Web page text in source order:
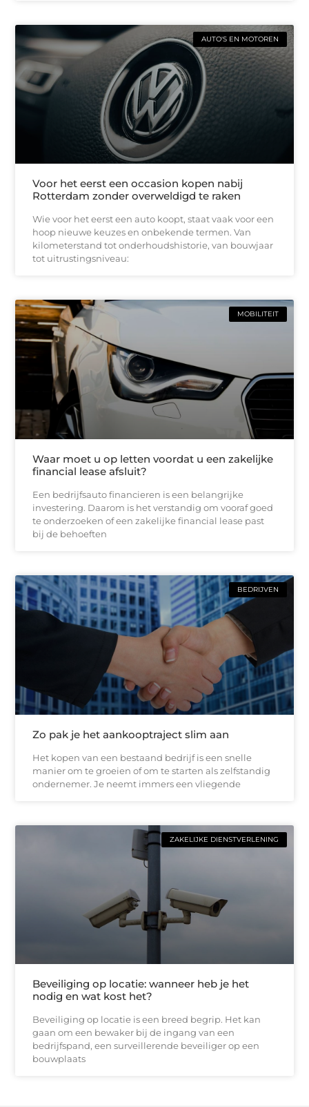
AUTO'S EN MOTOREN
Voor het eerst een occasion kopen nabij
Rotterdam zonder overweldigd te raken
Wie voor het eerst een auto koopt, staat vaak voor een
hoop nieuwe keuzes en onbekende termen. Van
kilometerstand tot onderhoudshistorie, van bouwjaar
tot uitrustingsniveau:
MOBILITEIT
Waar moet u op letten voordat u een zakelijke
financial lease afsluit?
Een bedrijfsauto financieren is een belangrijke
investering. Daarom is het verstandig om vooraf goed
te onderzoeken of een zakelijke financial lease past
bij de behoeften
BEDRIJVEN
Zo pak je het aankooptraject slim aan
Het kopen van een bestaand bedrijf is een snelle
manier om te groeien of om te starten als zelfstandig
ondernemer. Je neemt immers een vliegende
ZAKELIJKE DIENSTVERLENING
Beveiliging op locatie: wanneer heb je het
nodig en wat kost het?
Beveiliging op locatie is een breed begrip. Het kan
gaan om een bewaker bij de ingang van een
bedrijfspand, een surveillerende beveiliger op een
bouwplaats